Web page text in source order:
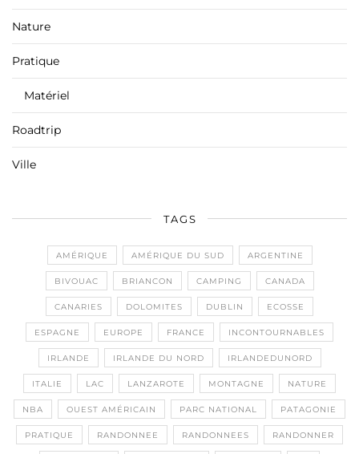
Nature
Pratique
Matériel
Roadtrip
Ville
TAGS
AMÉRIQUE AMÉRIQUE DU SUD ARGENTINE
BIVOUAC BRIANCON CAMPING CANADA
CANARIES DOLOMITES DUBLIN ECOSSE
ESPAGNE EUROPE FRANCE INCONTOURNABLES
IRLANDE IRLANDE DU NORD IRLANDEDUNORD
ITALIE LAC LANZAROTE MONTAGNE NATURE
NBA OUEST AMÉRICAIN PARC NATIONAL PATAGONIE
PRATIQUE RANDONNEE RANDONNEES RANDONNER